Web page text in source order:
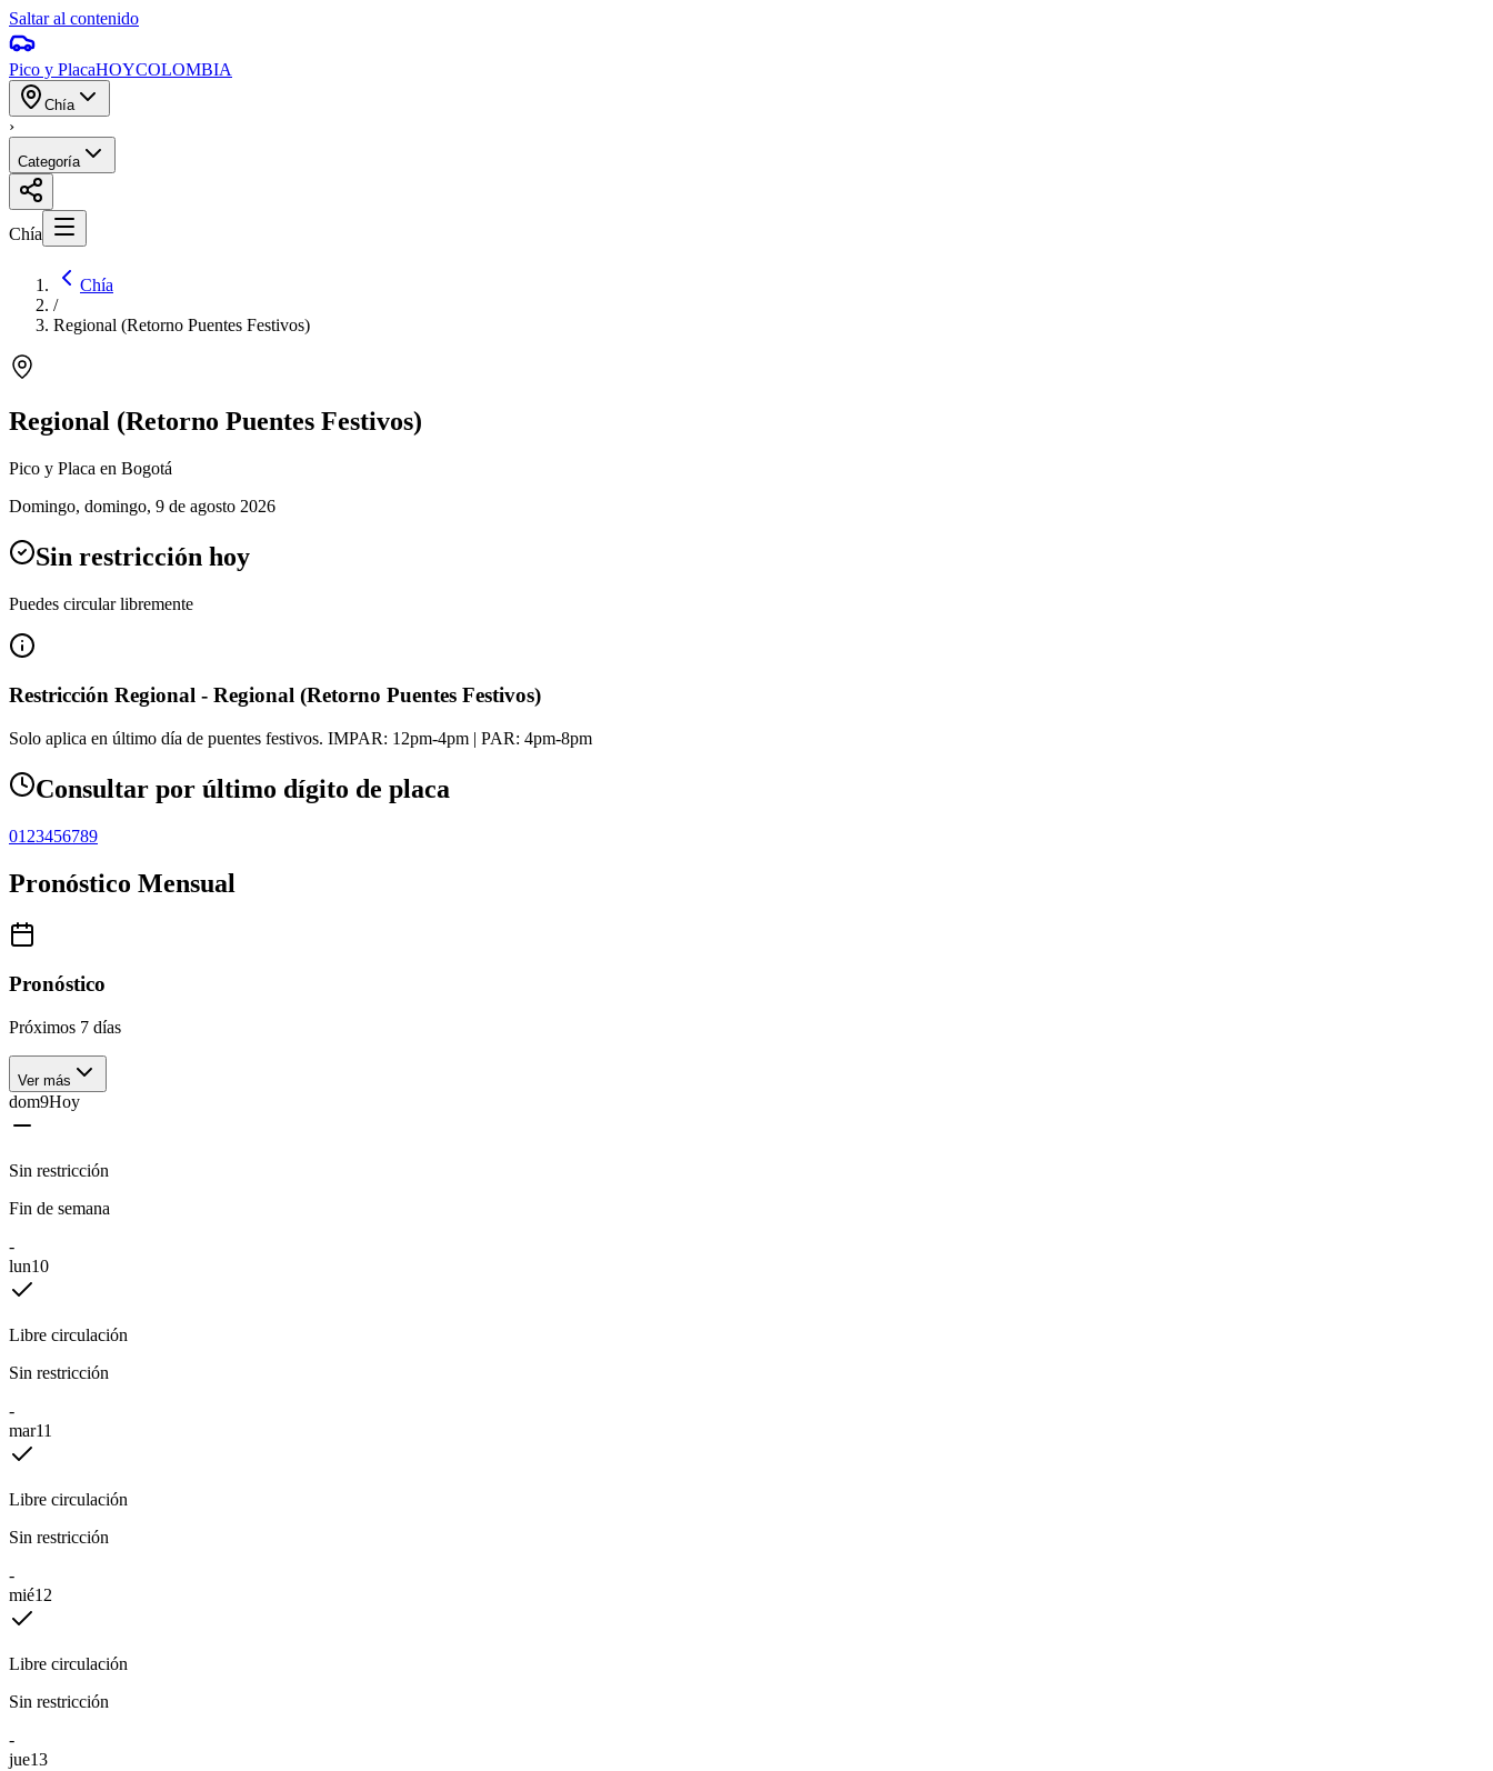
Saltar al contenido
Pico y PlacaHOYCOLOMBIA
Chía
›
Categoría
Chía
Chía
/
Regional (Retorno Puentes Festivos)
Regional (Retorno Puentes Festivos)
Pico y Placa en Bogotá
Domingo, domingo, 9 de agosto 2026
Sin restricción hoy
Puedes circular libremente
Restricción Regional - Regional (Retorno Puentes Festivos)
Solo aplica en último día de puentes festivos. IMPAR: 12pm-4pm | PAR: 4pm-8pm
Consultar por último dígito de placa
01 23456789
Pronóstico Mensual
Pronóstico
Próximos 7 días
Ver más
dom9Hoy
Sin restricción
Fin de semana
-
lun10
Libre circulación
Sin restricción
-
mar11
Libre circulación
Sin restricción
-
mié12
Libre circulación
Sin restricción
-
jue13